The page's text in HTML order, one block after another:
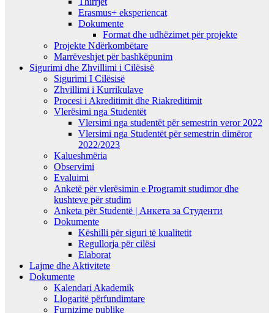
Erasmus+ eksperiencat
Dokumente
Format dhe udhëzimet për projekte
Projekte Ndërkombëtare
Marrëveshjet për bashkëpunim
Sigurimi dhe Zhvillimi i Cilësisë
Sigurimi I Cilësisë
Zhvillimi i Kurrikulave
Procesi i Akreditimit dhe Riakreditimit
Vlerësimi nga Studentët
Vlersimi nga studentët për semestrin veror 2022
Vlersimi nga Studentët për semestrin dimëror
2022/2023
Kalueshmëria
Observimi
Evaluimi
Anketë për vlerësimin e Programit studimor dhe
kushteve për studim
Anketa për Studentë | Анкета за Студенти
Dokumente
Këshilli për siguri të kualitetit
Regullorja për cilësi
Elaborat
Lajme dhe Aktivitete
Dokumente
Kalendari Akademik
Llogaritë përfundimtare
Furnizime publike